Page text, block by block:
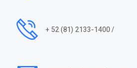
+ 52 (81) 2133-1400 /